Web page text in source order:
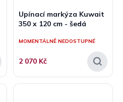
Upínací markýza Kuwait
350 x 120 cm - šedá
MOMENTÁLNĚ NEDOSTUPNÉ
2 070 Kč